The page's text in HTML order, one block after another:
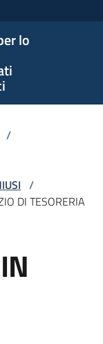
lo
/
/
DI TESORERIA